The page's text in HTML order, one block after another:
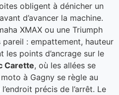
obligent à dénicher un
d’avancer la machine.
XMAX ou une Triumph
: empattement, hauteur
les points d’ancrage sur le
Carette, où les allées se
à Gagny se règle au
précis de l’arrêt. Le